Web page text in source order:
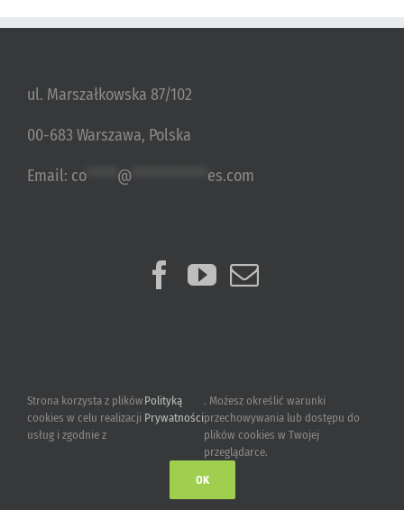
ul. Marszałkowska 87/102
00-683 Warszawa, Polska
Email: co @ es.com
Strona korzysta z plików
cookies w celu realizacji
usług i zgodnie z
Polityką
Prywatności
. Możesz określić warunki
przechowywania lub dostępu do
plików cookies w Twojej
przeglądarce.
OK